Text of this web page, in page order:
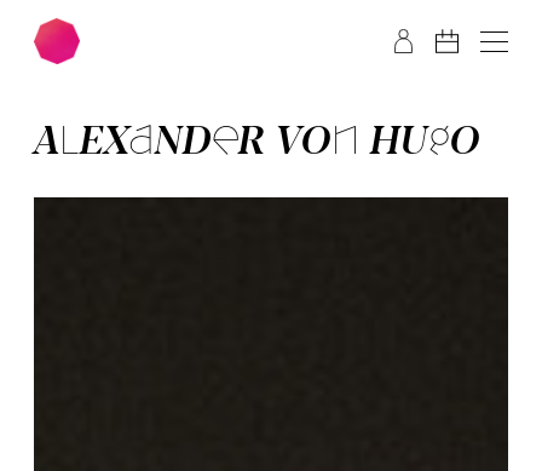
Zum Hauptinhalt springen Zum Footer springen
ALE­XANDER VON HUGO